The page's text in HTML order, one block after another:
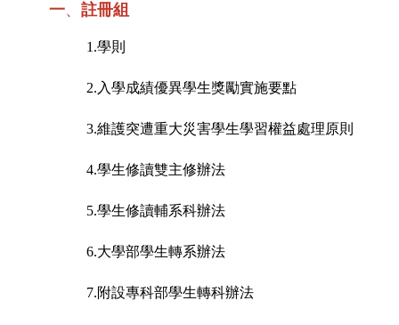
失物查詢
活動剪影
師生有約
資訊安全及隱私權政策
一、 註冊組
1.學則
2. 入學成績優異學生獎勵實施要點
3.維護突遭重大災害學生學習權益處理原則
4.學生修讀雙主修辦法
5.學生修讀輔系科辦法
6.大學部學生轉系辦法
7.附設專科部學生轉科辦法